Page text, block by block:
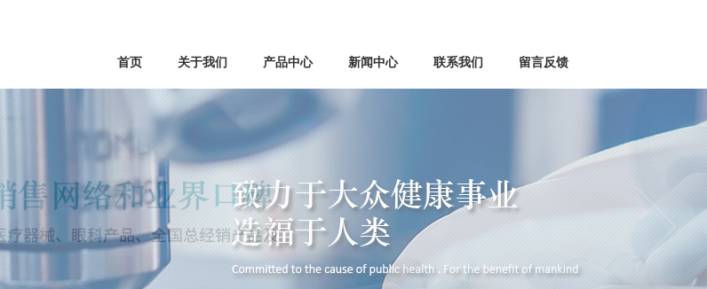
首页 关于我们 产品中心 新闻中心 联系我们 留言反馈